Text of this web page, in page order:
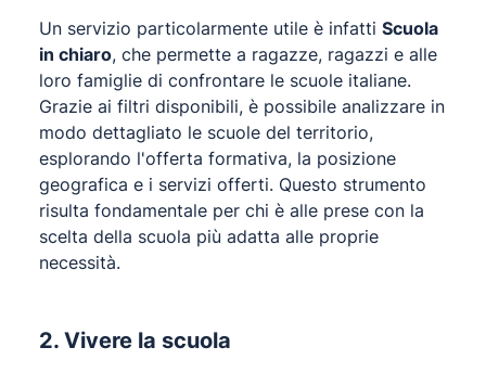
Un servizio particolarmente utile è infatti Scuola
in chiaro, che permette a ragazze, ragazzi e alle
loro famiglie di confrontare le scuole italiane.
Grazie ai filtri disponibili, è possibile analizzare in
modo dettagliato le scuole del territorio,
esplorando l'offerta formativa, la posizione
geografica e i servizi offerti. Questo strumento
risulta fondamentale per chi è alle prese con la
scelta della scuola più adatta alle proprie
necessità.
2. Vivere la scuola